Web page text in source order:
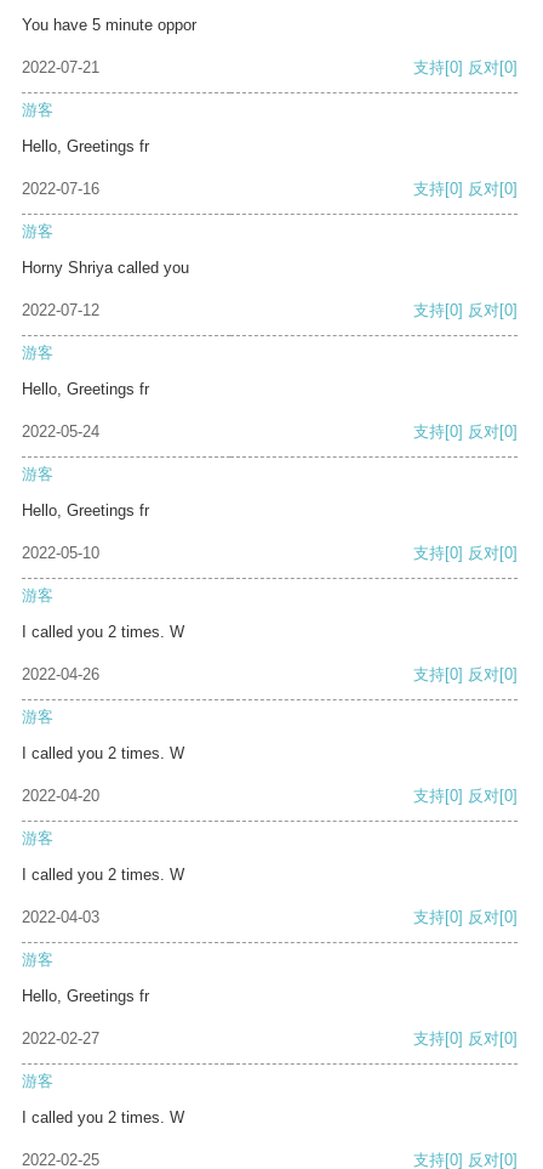
You have 5 minute oppor
2022-07-21 支持[0] 反对[0]
游客
Hello, Greetings fr
2022-07-16 支持[0] 反对[0]
游客
Horny Shriya called you
2022-07-12 支持[0] 反对[0]
游客
Hello, Greetings fr
2022-05-24 支持[0] 反对[0]
游客
Hello, Greetings fr
2022-05-10 支持[0] 反对[0]
游客
I called you 2 times. W
2022-04-26 支持[0] 反对[0]
游客
I called you 2 times. W
2022-04-20 支持[0] 反对[0]
游客
I called you 2 times. W
2022-04-03 支持[0] 反对[0]
游客
Hello, Greetings fr
2022-02-27 支持[0] 反对[0]
游客
I called you 2 times. W
2022-02-25 支持[0] 反对[0]